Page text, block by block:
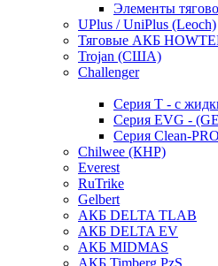
Элементы
UPlus / UniPlus (Leoch)
Тяговые АКБ
Trojan (США)
Challenger
Серия T - с
Серия EVG -
Серия Clean-
Chilwee (КНР)
Everest
RuTrike
Gelbert
АКБ DELTA TLAB
АКБ DELTA EV
АКБ MIDMAS
АКБ Timberg PzS